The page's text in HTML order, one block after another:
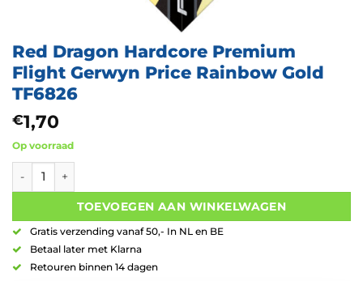
Red Dragon Hardcore Premium
Flight Gerwyn Price Rainbow Gold
TF6826
€1,70
Op voorraad
Red Dragon Hardcore Premium Flight Gerwyn Price Rainbow
TOEVOEGEN AAN WINKELWAGEN
Gratis verzending vanaf 50,- In NL en BE
Betaal later met Klarna
Retouren binnen 14 dagen